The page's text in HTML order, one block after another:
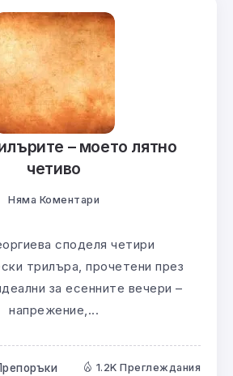
– моето лятно
четиво
Няма Коментари
споделя четири
трилъра, прочетени през
за есенните вечери –
напрежение,...
1.2K Преглеждания